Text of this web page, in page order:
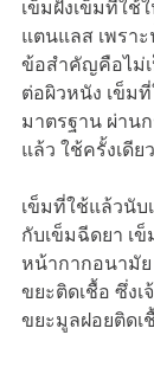
เข็มฝังเข็มที่ใช้
แตนแลส เพรา
ข้อสำคัญคือไม่เ
ต่อผิวหนัง เข็ม
มาตรฐาน ผ่าน
แล้ว ใช้ครั้งเดี
เข็มที่ใช้แล้วนับ
กับเข็มฉีดยา เ
หน้ากากอนามัย
ขยะติดเชื้อ ซึ่ง
ขยะมูลฝอยติดเ